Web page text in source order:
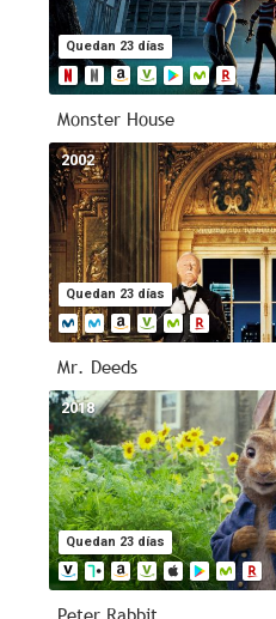
Quedan 23 días
Monster House
Quedan 23 días
2002
Mr. Deeds
Quedan 23 días
2018
Peter Rabbit